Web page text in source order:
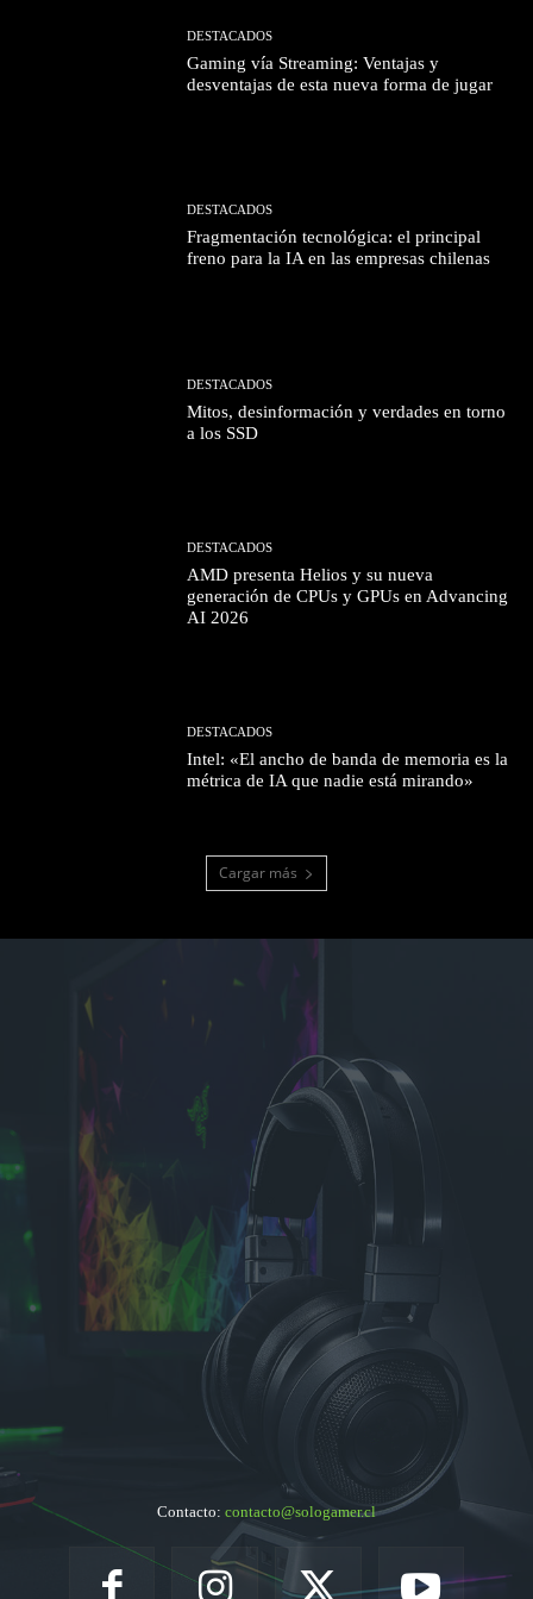
DESTACADOS
Gaming vía Streaming: Ventajas y
desventajas de esta nueva forma de jugar
DESTACADOS
Fragmentación tecnológica: el principal
freno para la IA en las empresas chilenas
DESTACADOS
Mitos, desinformación y verdades en torno
a los SSD
DESTACADOS
AMD presenta Helios y su nueva
generación de CPUs y GPUs en Advancing
AI 2026
DESTACADOS
Intel: «El ancho de banda de memoria es la
métrica de IA que nadie está mirando»
Cargar más
Contacto: contacto@sologamer.cl